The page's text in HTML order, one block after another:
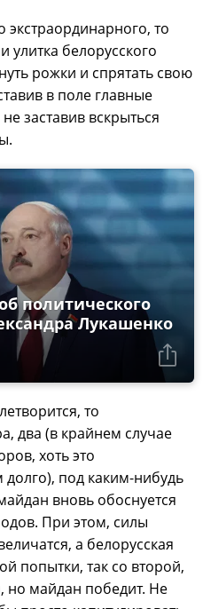
экстраординарного, то
улитка белорусского
рожки и спрятать свою
в поле главные
заставив вскрыться
политического
Лукашенко
то
два (в крайнем случае
хоть это
под каким-нибудь
вновь обоснуется
При этом, силы
а белорусская
попытки, так со второй,
но майдан победит. Не